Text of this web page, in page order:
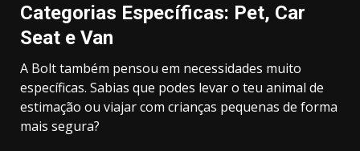
Categorias Específicas: Pet, Car
Seat e Van
A Bolt também pensou em necessidades muito
específicas. Sabias que podes levar o teu animal de
estimação ou viajar com crianças pequenas de forma
mais segura?